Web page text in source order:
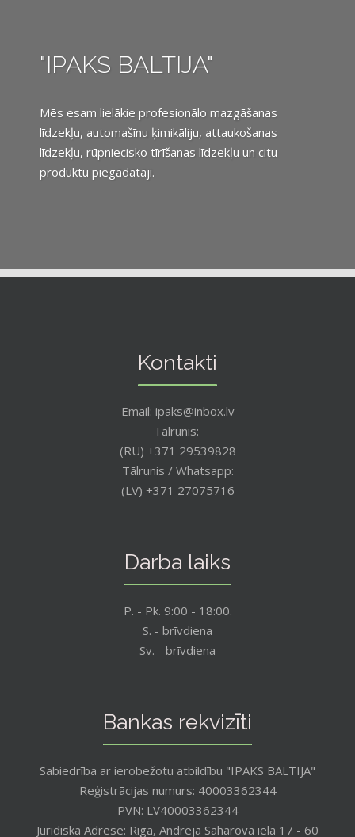
"IPAKS BALTIJA"
Mēs esam lielākie profesionālo mazgāšanas
līdzekļu, automašīnu ķimikāliju, attaukošanas
līdzekļu, rūpniecisko tīrīšanas līdzekļu un citu
produktu piegādātāji.
Kontakti
Email: ipaks@inbox.lv
Tālrunis:
(RU) +371 29539828
Tālrunis / Whatsapp:
(LV) +371 27075716
Darba laiks
P. - Pk. 9:00 - 18:00.
S. - brīvdiena
Sv. - brīvdiena
Bankas rekvizīti
Sabiedrība ar ierobežotu atbildību "IPAKS BALTIJA"
Reģistrācijas numurs: 40003362344
PVN: LV40003362344
Juridiska Adrese: Rīga, Andreja Saharova iela 17 - 60